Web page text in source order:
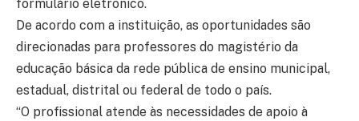
formulário eletrônico.
De acordo com a instituição, as oportunidades são
direcionadas para professores do magistério da
educação básica da rede pública de ensino municipal,
estadual, distrital ou federal de todo o país.
“O profissional atende às necessidades de apoio à